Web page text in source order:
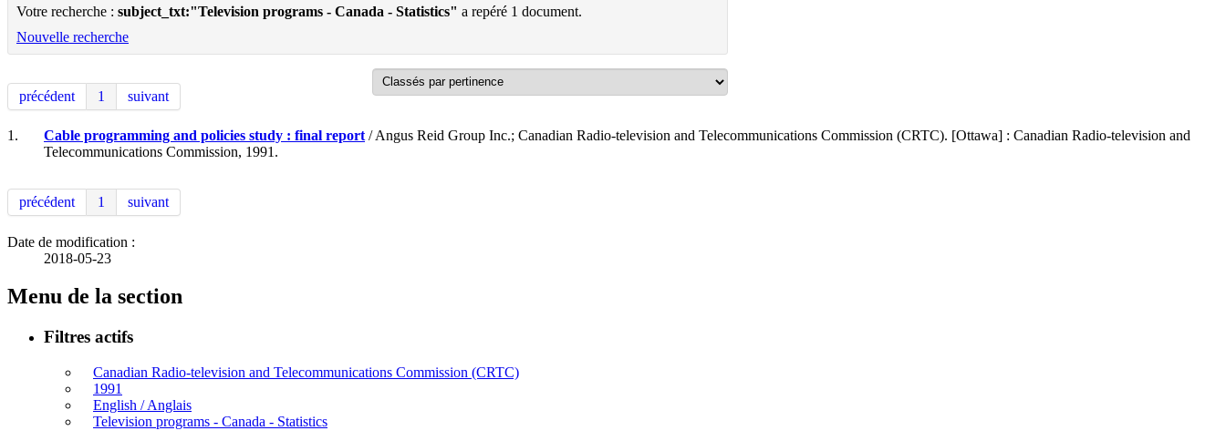
Votre recherche : subject_txt:"Television programs - Canada - Statistics" a repéré 1 document.
Nouvelle recherche
précédent 1 suivant
1. Cable programming and policies study : final report / Angus Reid Group Inc.; Canadian Radio-television and Telecommunications Commission (CRTC). [Ottawa] : Canadian Radio-television and
Telecommunications Commission, 1991.
précédent 1 suivant
Date de modification :
2018-05-23
Menu de la section
Filtres actifs
Canadian Radio-television and Telecommunications Commission (CRTC)
1991
English / Anglais
Television programs - Canada - Statistics